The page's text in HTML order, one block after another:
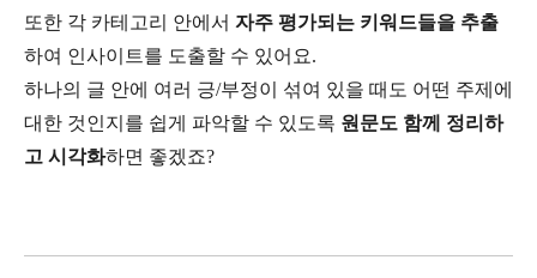
또한 각 카테고리 안에서 자주 평가되는 키워드들을 추출
하여 인사이트를 도출할 수 있어요.
하나의 글 안에 여러 긍/부정이 섞여 있을 때도 어떤 주제에
대한 것인지를 쉽게 파악할 수 있도록 원문도 함께 정리하
고 시각화하면 좋겠죠?